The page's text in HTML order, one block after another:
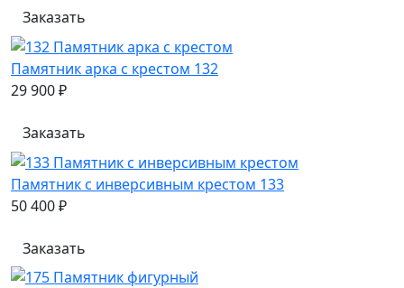
Заказать
Памятник арка с крестом 132
29 900 ₽
Заказать
Памятник с инверсивным крестом 133
50 400 ₽
Заказать